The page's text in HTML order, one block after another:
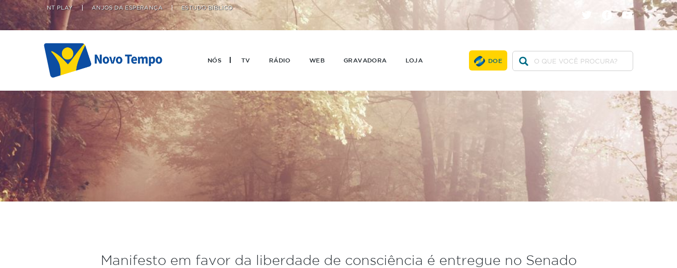
NÓS TV RÁDIO WEB
NT PLAY ANJOS DA ESPERANÇA ESTUDO BÍBLICO
GRAVADORA LOJA DOE
facebookyoutube
Manifesto em favor da liberdade de consciência é entregue no Senado